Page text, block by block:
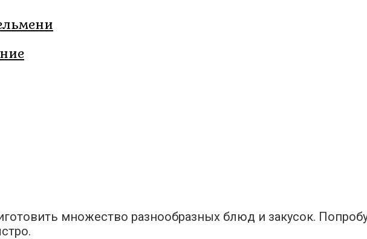
множество разнообразных блюд и закусок.